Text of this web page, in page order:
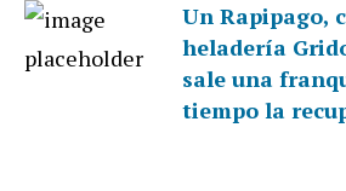
Un Rapipago,
heladería
sale una
tiempo la